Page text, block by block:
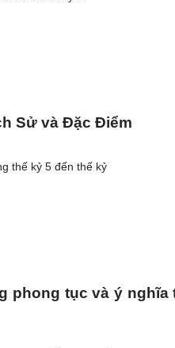
Sử và Đặc Điểm
thế kỷ 5 đến thế kỷ
phong tục và ý nghĩa